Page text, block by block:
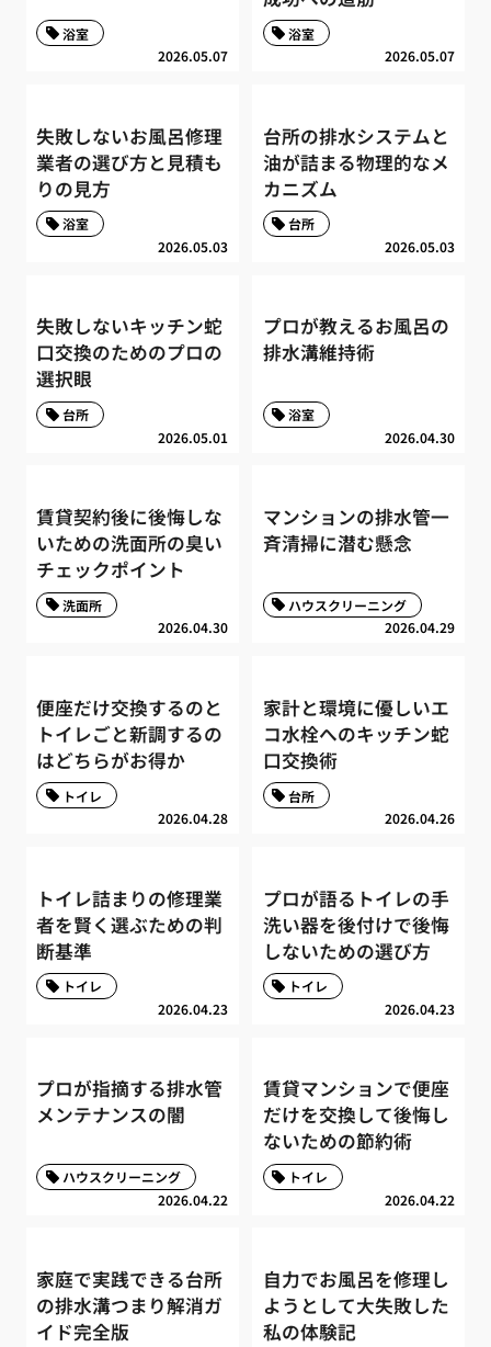
2026.05.07
浴室
2026.05.07
浴室
失敗しないお風呂修理
業者の選び方と見積も
りの見方
2026.05.03
浴室
台所の排水システムと
油が詰まる物理的なメ
カニズム
2026.05.03
台所
失敗しないキッチン蛇
口交換のためのプロの
選択眼
2026.05.01
台所
プロが教えるお風呂の
排水溝維持術
2026.04.30
浴室
賃貸契約後に後悔しな
いための洗面所の臭い
チェックポイント
2026.04.30
洗面所
マンションの排水管一
斉清掃に潜む懸念
2026.04.29
ハウスクリーニング
便座だけ交換するのと
トイレごと新調するの
はどちらがお得か
2026.04.28
トイレ
家計と環境に優しいエ
コ水栓へのキッチン蛇
口交換術
2026.04.26
台所
トイレ詰まりの修理業
者を賢く選ぶための判
断基準
2026.04.23
トイレ
プロが語るトイレの手
洗い器を後付けで後悔
しないための選び方
2026.04.23
トイレ
プロが指摘する排水管
メンテナンスの闇
2026.04.22
ハウスクリーニング
賃貸マンションで便座
だけを交換して後悔し
ないための節約術
2026.04.22
トイレ
家庭で実践できる台所
の排水溝つまり解消ガ
イド完全版
自力でお風呂を修理し
ようとして大失敗した
私の体験記